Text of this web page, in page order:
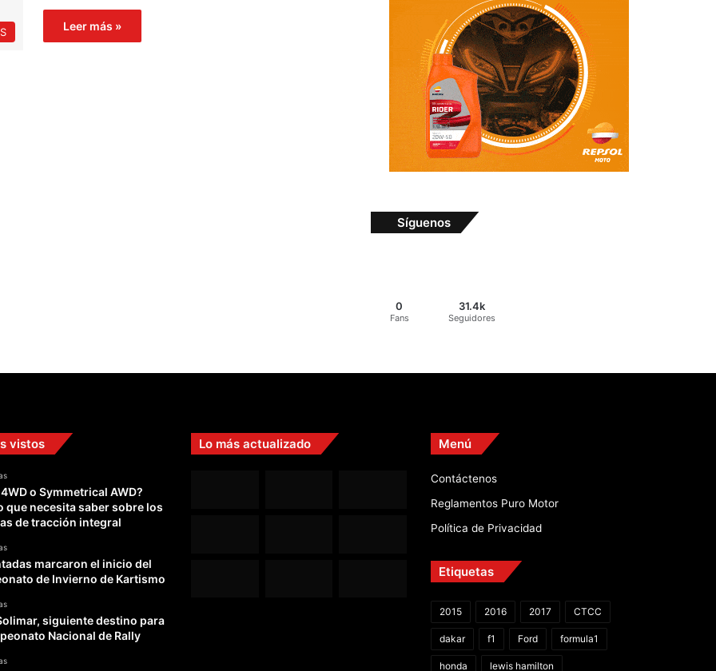
Leer más »
Síguenos
0
Fans
31.4k
Seguidores
vistos
4WD o Symmetrical AWD?
que necesita saber sobre los
de tracción integral
marcaron el inicio del
de Invierno de Kartismo
siguiente destino para
Nacional de Rally
Lo más actualizado Menú
Contáctenos
Reglamentos Puro Motor
Política de Privacidad
Etiquetas
2015 2016 2017 CTCC
dakar f1 Ford formula1
honda lewis hamilton